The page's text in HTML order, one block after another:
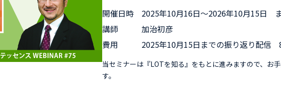
開催日時
2025年10月16日〜2026年10月15日
講師
加治初彦
費用
2025年10月15日までの振り返り配信
当セミナーは『LOTを知る』をもとに進みますので、お
す。